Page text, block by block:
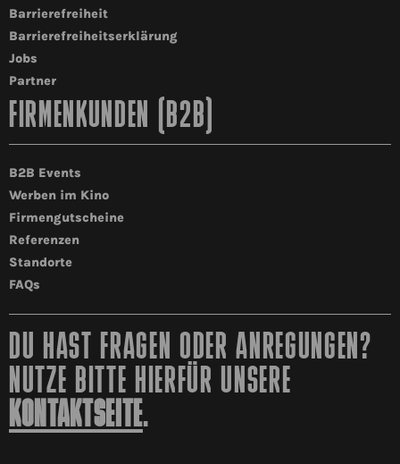
Barrierefreiheit
Barrierefreiheitserklärung
Jobs
Partner
FIRMENKUNDEN (B2B)
B2B Events
Werben im Kino
Firmengutscheine
Referenzen
Standorte
FAQs
DU HAST FRAGEN ODER ANREGUNGEN?
NUTZE BITTE HIERFÜR UNSERE
KONTAKTSEITE.